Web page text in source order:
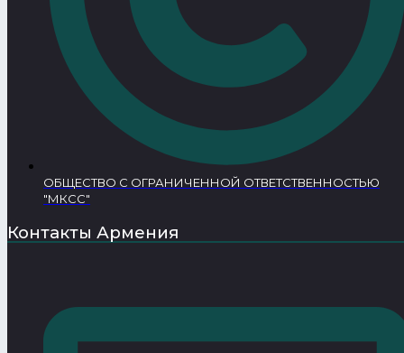
ОБЩЕСТВО С ОГРАНИЧЕННОЙ ОТВЕТСТВЕННОСТЬЮ
"МКСС"
Контакты Армения